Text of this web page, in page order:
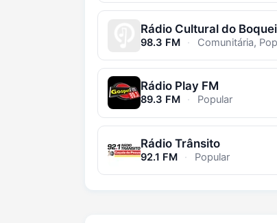
98.3 FM · Comunitária,
Rádio Play FM
89.3 FM · Popular
Rádio Trânsito
92.1 FM · Popular